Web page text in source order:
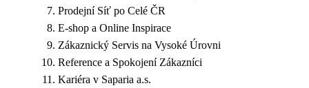
Prodejní Síť po Celé ČR
E-shop a Online Inspirace
Zákaznický Servis na Vysoké Úrovni
Reference a Spokojení Zákazníci
Kariéra v Saparia a.s.